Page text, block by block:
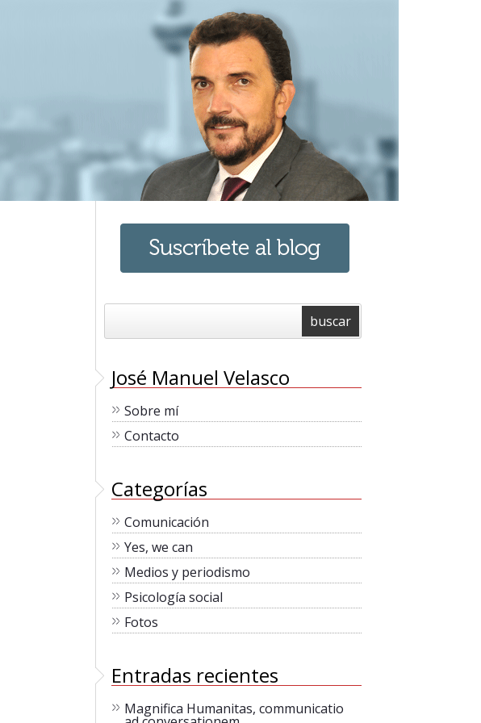
José Manuel Velasco
Sobre mí
Contacto
Categorías
Comunicación
Yes, we can
Medios y periodismo
Psicología social
Fotos
Entradas recientes
Magnifica Humanitas, communicatio